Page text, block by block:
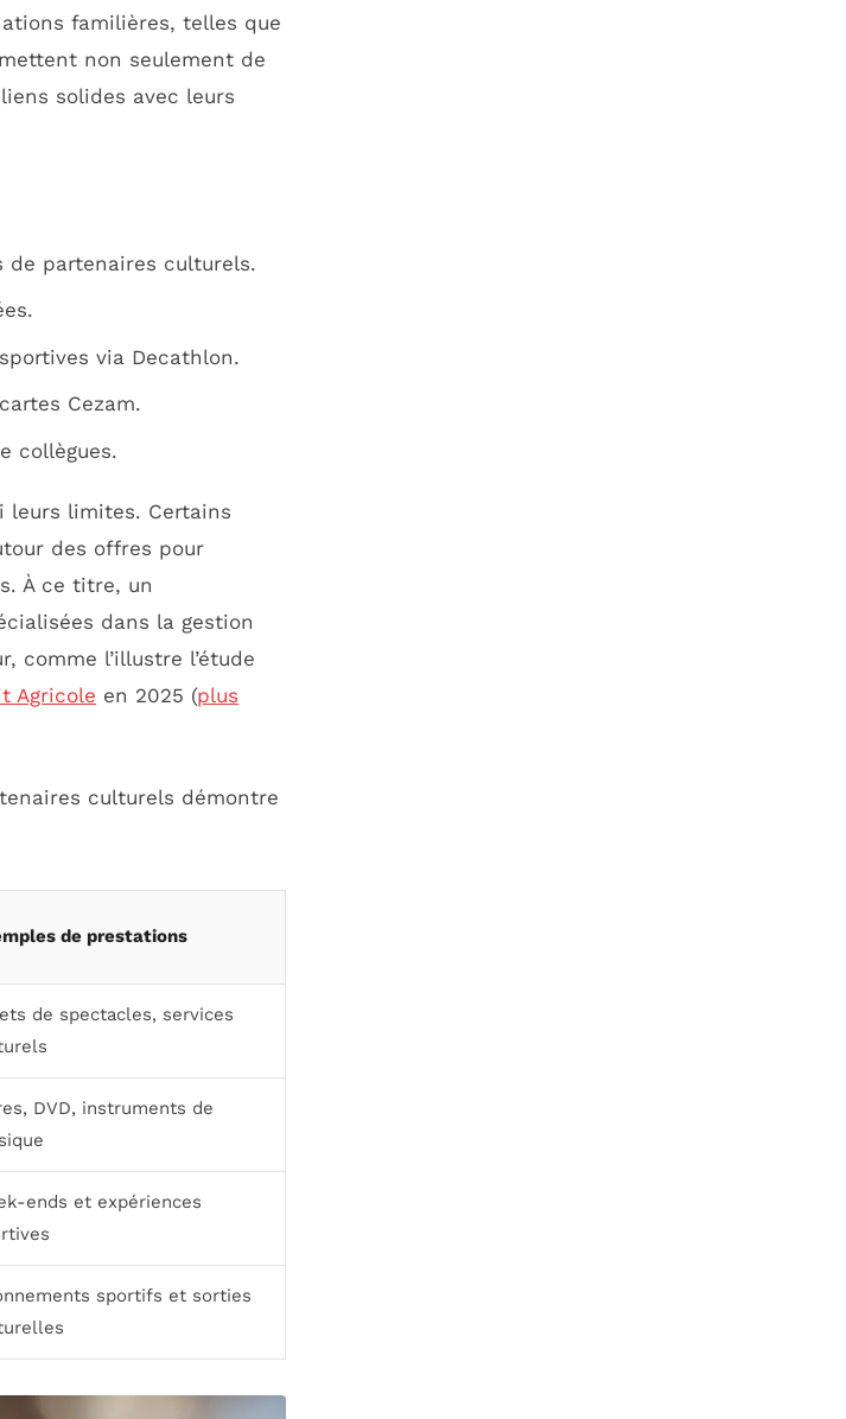
familières, telles que
non seulement de
solides avec leurs
de partenaires culturels.
via Decathlon.
Cezam.
collègues.
leurs limites. Certains
des offres pour
À ce titre, un
dans la gestion
comme l’illustre l’étude
Agricole en 2025 (plus
culturels démontre
de prestations
de spectacles, services
DVD, instruments de
ends et expériences
sportifs et sorties